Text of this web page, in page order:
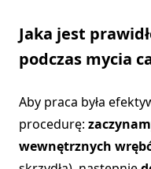
Jaka jest
podczas mycia
Aby praca była
procedurę:
wewnętrznych